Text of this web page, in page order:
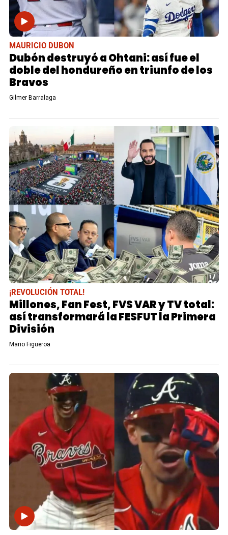
MAURICIO DUBON
Dubón destruyó a Ohtani: así fue el
doble del hondureño en triunfo de los
Bravos
Gilmer Barralaga
¡REVOLUCIÓN TOTAL!
Millones, Fan Fest, FVS VAR y TV total:
así transformará la FESFUT la Primera
División
Mario Figueroa